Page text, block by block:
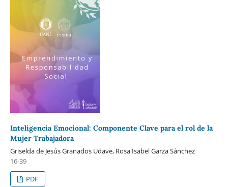
Inteligencia Emocional: Componente Clave para el rol de la
Mujer Trabajadora
Griselda de Jesús Granados Udave, Rosa Isabel Garza Sánchez
16-39
PDF